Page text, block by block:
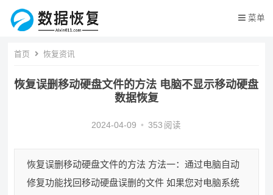
菜单
首页 恢复资讯
恢复误删移动硬盘文件的方法 电脑不显示移动硬盘
数据恢复
2024-04-09 • 353 阅读
恢复误删移动硬盘文件的方法 方法一：通过电脑自动
修复功能找回移动硬盘误删的文件 如果您对电脑系统